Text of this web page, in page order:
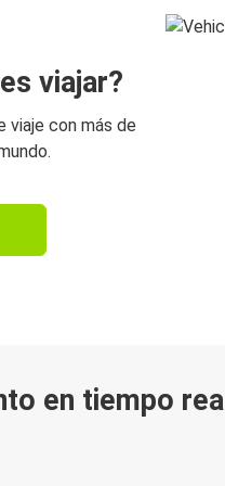
viajar?
viaje con más de
en tiempo real